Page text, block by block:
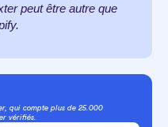
peut être autre que
qui compte plus de 25.000
vérifiés.